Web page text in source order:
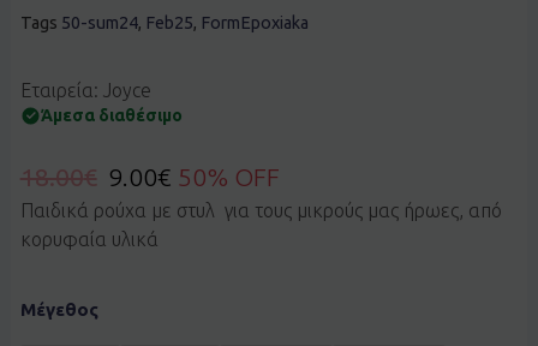
Tags 50-sum24, Feb25, FormEpoxiaka
Εταιρεία: Joyce
Άμεσα διαθέσιμο
18.00€ 9.00€ 50% OFF
Παιδικά ρούχα με στυλ για τους μικρούς μας ήρωες, από
κορυφαία υλικά
Μέγεθος
cargo